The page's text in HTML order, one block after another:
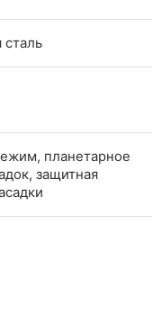
планетарное
защитная